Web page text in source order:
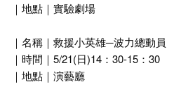
｜地點｜實驗劇場
｜名稱｜救援小英雄─波力總動員
｜時間｜5/21(日)14：30-15：30
｜地點｜演藝廳